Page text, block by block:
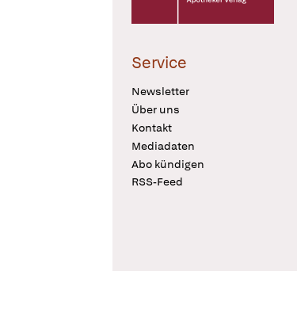
Service
Newsletter
Über uns
Kontakt
Mediadaten
Abo kündigen
RSS-Feed